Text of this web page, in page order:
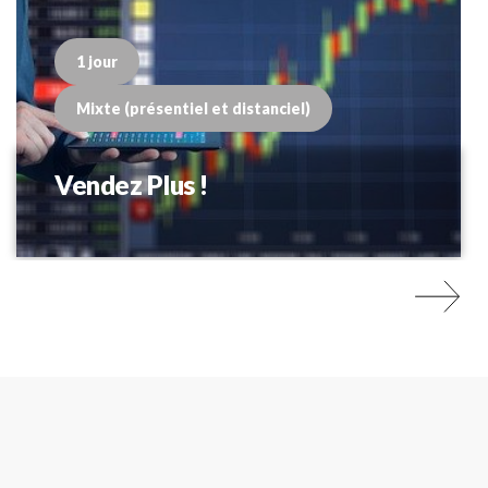
1 jour
Mixte (présentiel et distanciel)
Vendez Plus !